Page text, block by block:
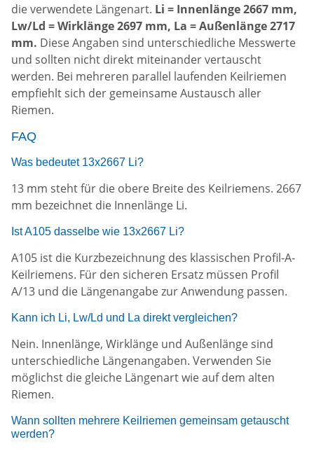
die verwendete Längenart. Li = Innenlänge 2667 mm,
Lw/Ld = Wirklänge 2697 mm, La = Außenlänge 2717
mm. Diese Angaben sind unterschiedliche Messwerte
und sollten nicht direkt miteinander vertauscht
werden. Bei mehreren parallel laufenden Keilriemen
empfiehlt sich der gemeinsame Austausch aller
Riemen.
FAQ
Was bedeutet 13x2667 Li?
13 mm steht für die obere Breite des Keilriemens. 2667
mm bezeichnet die Innenlänge Li.
Ist A105 dasselbe wie 13x2667 Li?
A105 ist die Kurzbezeichnung des klassischen Profil-A-
Keilriemens. Für den sicheren Ersatz müssen Profil
A/13 und die Längenangabe zur Anwendung passen.
Kann ich Li, Lw/Ld und La direkt vergleichen?
Nein. Innenlänge, Wirklänge und Außenlänge sind
unterschiedliche Längenangaben. Verwenden Sie
möglichst die gleiche Längenart wie auf dem alten
Riemen.
Wann sollten mehrere Keilriemen gemeinsam getauscht
werden?